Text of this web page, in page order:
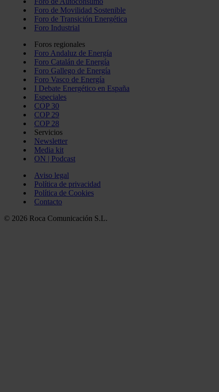
Foro de Movilidad Sostenible
Foro de Transición Energética
Foro Industrial
Foros regionales
Foro Andaluz de Energía
Foro Catalán de Energía
Foro Gallego de Energía
Foro Vasco de Energía
I Debate Energético en España
Especiales
COP 30
COP 29
COP 28
Servicios
Newsletter
Media kit
ON | Podcast
Aviso legal
Política de privacidad
Política de Cookies
Contacto
© 2026 Roca Comunicación S.L.